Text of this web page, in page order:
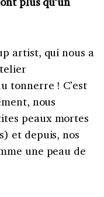
artist, qui nous a
tonnerre ! C’est
nous
peaux mortes
et depuis, nos
une peau de